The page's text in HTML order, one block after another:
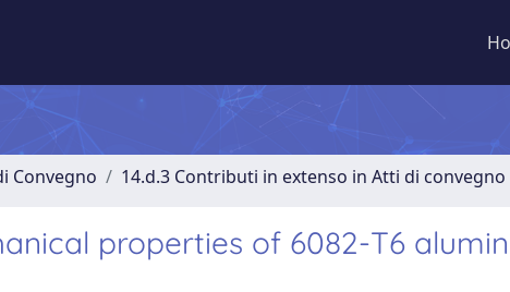
Convegno 14.d.3 Contributi in extenso in Atti di convegno
properties of 6082-T6